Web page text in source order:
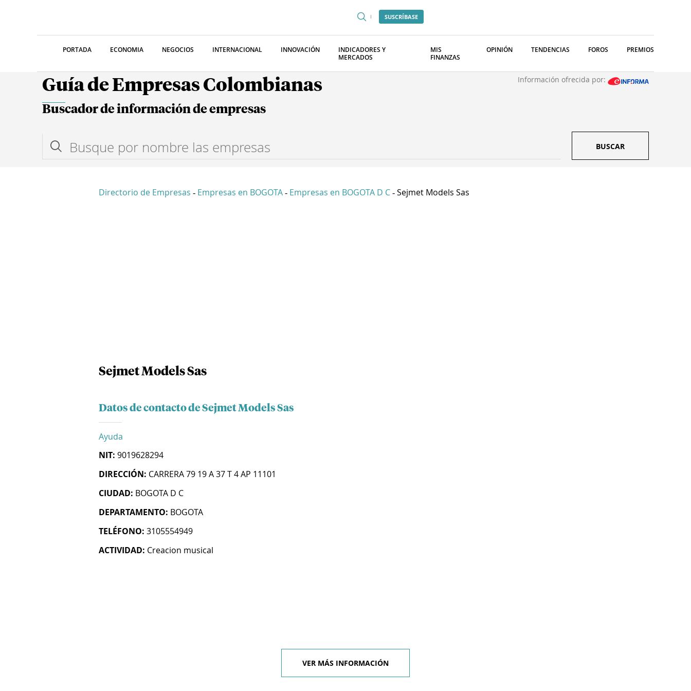
SUSCRÍBASE
PORTADA ECONOMIA NEGOCIOS INTERNACIONAL INNOVACIÓN
INDICADORES Y
MERCADOS
MIS
FINANZAS
OPINIÓN TENDENCIAS FOROS PREMIOS
Guía de Empresas Colombianas Información ofrecida por:
Buscador de información de empresas
BUSCAR
Directorio de Empresas - Empresas en BOGOTA - Empresas en BOGOTA D C - Sejmet Models Sas
Sejmet Models Sas
Datos de contacto de Sejmet Models Sas
Ayuda
NIT: 9019628294
DIRECCIÓN: CARRERA 79 19 A 37 T 4 AP 11101
CIUDAD: BOGOTA D C
DEPARTAMENTO: BOGOTA
TELÉFONO: 3105554949
ACTIVIDAD: Creacion musical
VER MÁS INFORMACIÓN